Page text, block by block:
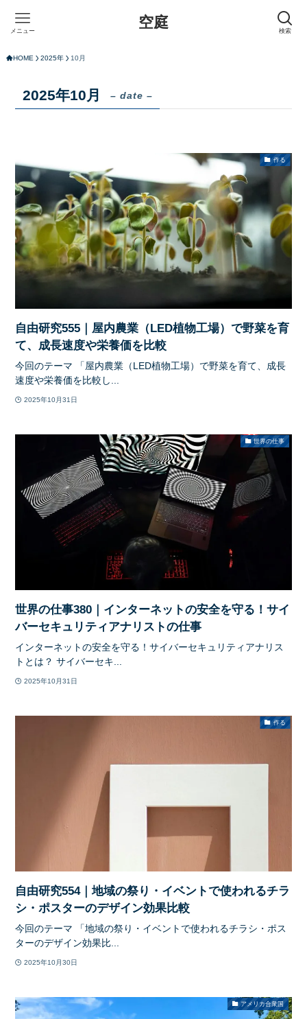
空庭 検索
メニュー
HOME 2025年 10月
2025年10月 – date –
作る
自由研究555｜屋内農業（LED植物工場）で野菜を育
て、成長速度や栄養価を比較
今回のテーマ 「屋内農業（LED植物工場）で野菜を育て、成長
速度や栄養価を比較し...
2025年10月31日
世界の仕事
世界の仕事380｜インターネットの安全を守る！サイ
バーセキュリティアナリストの仕事
インターネットの安全を守る！サイバーセキュリティアナリス
トとは？ サイバーセキ...
2025年10月31日
作る
自由研究554｜地域の祭り・イベントで使われるチラ
シ・ポスターのデザイン効果比較
今回のテーマ 「地域の祭り・イベントで使われるチラシ・ポス
ターのデザイン効果比...
2025年10月30日
アメリカ合衆国